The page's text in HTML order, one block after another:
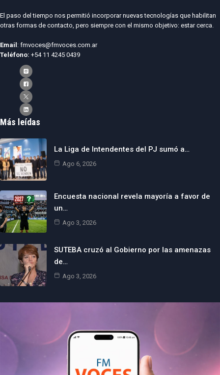
El paso del tiempo nos permitió incorporar nuevas tecnologías que habilitan
otras formas de contacto, pero siempre con el mismo objetivo: estar cerca.
Email: fmvoces@fmvoces.com.ar
Teléfono: +54 11 4245 0439
Más leídas
La Liga de Intendentes del PJ sumó a…
Ago 6, 2026
Encuesta nacional revela mayoría a favor de
un…
Ago 3, 2026
SUTEBA cruzó al Gobierno por las amenazas
de…
Ago 3, 2026